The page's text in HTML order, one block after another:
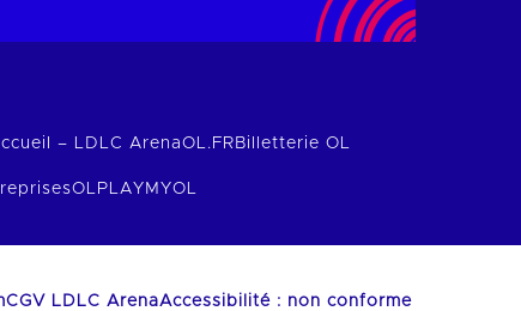
– LDLC ArenaOL.FR Billetterie OL
OLPLAY MYOL
CGV LDLC ArenaAccessibilité : non conforme